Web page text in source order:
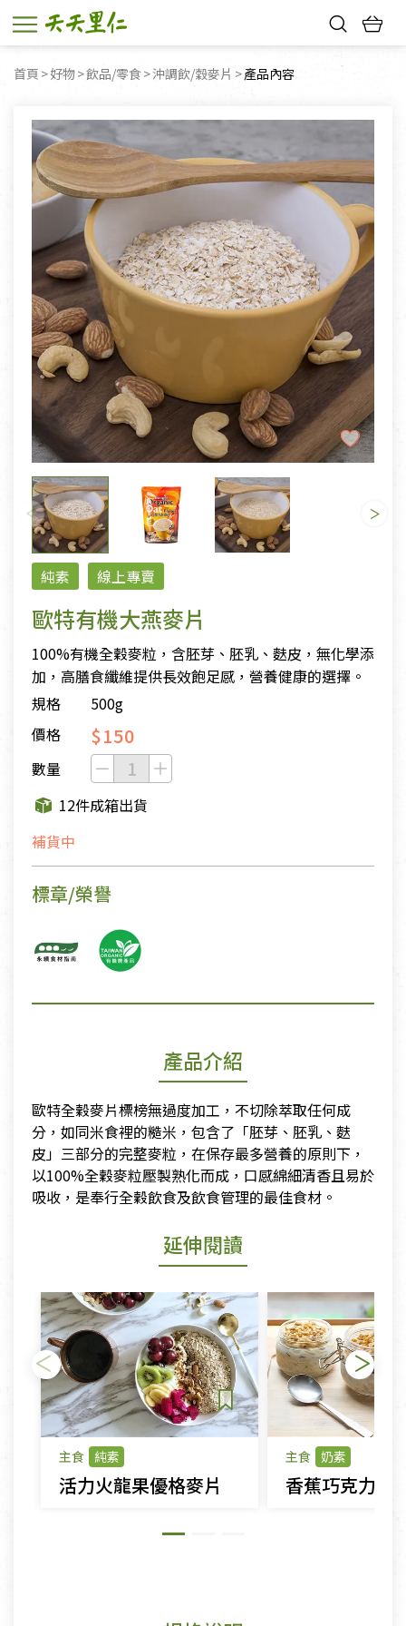
首頁 好物 飲品/零食 沖調飲/穀麥片 目前頁面：
產品內容
純素 線上專賣
歐特有機大燕麥片
100%有機全穀麥粒，含胚芽、胚乳、麩皮，無化學添
加，高膳食纖維提供長效飽足感，營養健康的選擇。
規格
500g
價格
$150
數量
12件成箱出貨
補貨中
標章/榮譽
產品介紹
歐特全穀麥片標榜無過度加工，不切除萃取任何成
分，如同米食裡的糙米，包含了「胚芽、胚乳、麩
皮」三部分的完整麥粒，在保存最多營養的原則下，
以100%全穀麥粒壓製熟化而成，口感綿細清香且易於
吸收，是奉行全穀飲食及飲食管理的最佳食材。
延伸閱讀
主食 純素
活力火龍果優格麥片
主食 奶素
香蕉巧克力蜂